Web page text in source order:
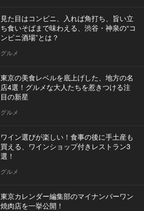
見た目はコンビニ、入れば角打ち、旨い立
ち食いそばまで味わえる、渋谷・神泉の“コ
ンビニ酒場”とは？
グルメ
東京の美食レベルを底上げした、地方の名
店4選！グルメな大人たちを惹きつける注
目の新星
グルメ
ワイン選びが楽しい！食事の後に手土産も
買える、ワインショップ付きレストラン3
選！
グルメ
東京カレンダー編集部のマイナンバーワン
焼肉店を一挙公開！